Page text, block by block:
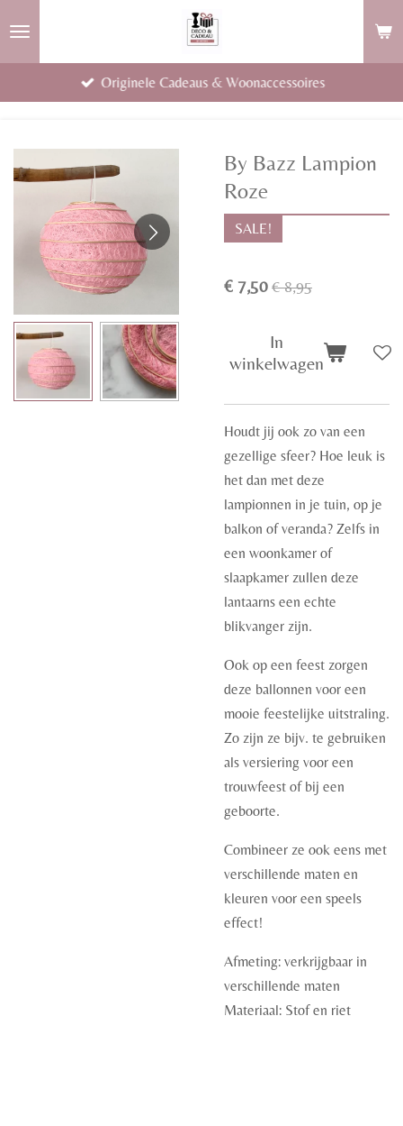
Originele Cadeaus & Woonaccessoires
By Bazz Lampion
Roze
SALE!
€ 7,50 € 8,95
In
winkelwagen
Houdt jij ook zo van een
gezellige sfeer? Hoe leuk is
het dan met deze
lampionnen in je tuin, op je
balkon of veranda? Zelfs in
een woonkamer of
slaapkamer zullen deze
lantaarns een echte
blikvanger zijn.
Ook op een feest zorgen
deze ballonnen voor een
mooie feestelijke uitstraling.
Zo zijn ze bijv. te gebruiken
als versiering voor een
trouwfeest of bij een
geboorte.
Combineer ze ook eens met
verschillende maten en
kleuren voor een speels
effect!
Afmeting: verkrijgbaar in
verschillende maten
Materiaal: Stof en riet